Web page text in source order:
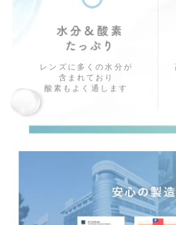
レンズに多くの水分が
含まれており
酸素もよく通します